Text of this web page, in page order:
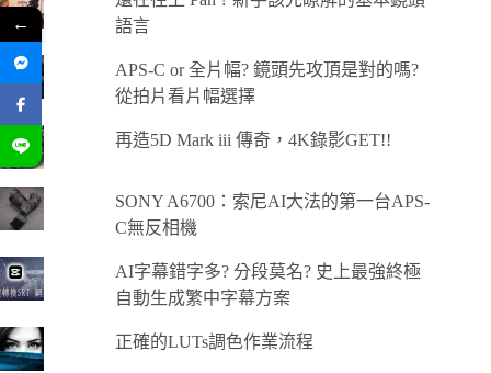
語言
APS-C or 全片幅? 鏡頭先攻頂是對的嗎?
從拍片看片幅選擇
再造5D Mark iii 傳奇，4K錄影GET!!
SONY A6700：索尼AI大法的第一台APS-
C無反相機
AI字幕錯字多? 分段莫名? 史上最強終極
自動生成繁中字幕方案
正確的LUTs調色作業流程
←